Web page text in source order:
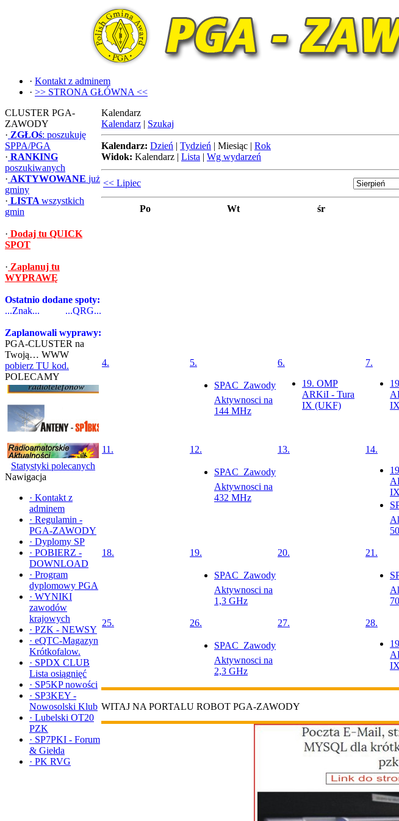
· Kontakt z adminem
· >> STRONA GŁÓWNA <<
CLUSTER PGA-
ZAWODY
· ZGŁOś: poszukuję
SPPA/PGA
· RANKING
poszukiwanych
· AKTYWOWANE już
gminy
· LISTA wszystkich
gmin
· Dodaj tu QUICK
SPOT
· Zaplanuj tu
WYPRAWĘ
Ostatnio dodane spoty:
...Znak...
...QRG...
Zaplanowali wyprawy:
PGA-CLUSTER na
Twoją… WWW
pobierz TU kod.
POLECAMY
Statystyki polecanych
Nawigacja
· Kontakt z
adminem
· Regulamin -
PGA-ZAWODY
· Dyplomy SP
· POBIERZ -
DOWNLOAD
· Program
dyplomowy PGA
· WYNIKI
zawodów
krajowych
· PZK - NEWSY
· eQTC-Magazyn
Krótkofalow.
· SPDX CLUB
Lista osiągnięć
· SP5KP nowości
· SP3KEY -
Nowosolski Klub
· Lubelski OT20
PZK
· SP7PKI - Forum
& Giełda
· PK RVG
Kalendarz
Kalendarz | Szukaj
Kalendarz: Dzień | Tydzień | Miesiąc | Rok
Widok: Kalendarz | Lista | Wg wydarzeń
<< Lipiec
Po Wt śr
4. 5.
SPAC  Zawody
Aktywnosci na
144 MHz
6.
19. OMP
ARKiI - Tura
IX (UKF)
7.
11. 12.
SPAC  Zawody
Aktywnosci na
432 MHz
13.
14.
18. 19.
SPAC  Zawody
Aktywnosci na
1,3 GHz
20. 21.
25. 26.
SPAC  Zawody
Aktywnosci na
2,3 GHz
27.
28.
WITAJ NA PORTALU ROBOT PGA-ZAWODY